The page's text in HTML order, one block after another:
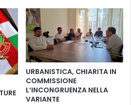
URBANISTICA, CHIARITA IN
COMMISSIONE
L’INCONGRUENZA NELLA
VARIANTE